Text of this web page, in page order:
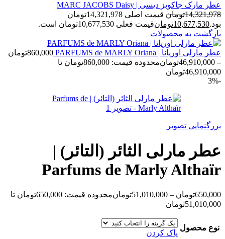
عطر مارک جاکوبز دیسی | MARC JACOBS Daisy
14,321,978تومان
قیمت اصلی 14,321,978تومان
بود.10,677,530تومانقیمت فعلی 10,677,530تومان است.
بازگشت به محصولات
عطر مارلی اوریانا | PARFUMS de MARLY Oriana 860,000تومان
–
46,910,000تومان
محدوده قیمت: 860,000تومان تا
46,910,000تومان
-3%
بزرگنمایی تصویر
عطر مارلی الثائر (التائر) |
Parfums de Marly Althaïr
650,000تومان –
51,010,000تومان
محدوده قیمت: 650,000تومان تا
51,010,000تومان
نوع محصول
پاک کردن